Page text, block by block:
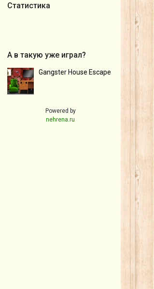
Статистика
А в такую уже играл?
Gangster House Escape
Powered by
nehrena.ru